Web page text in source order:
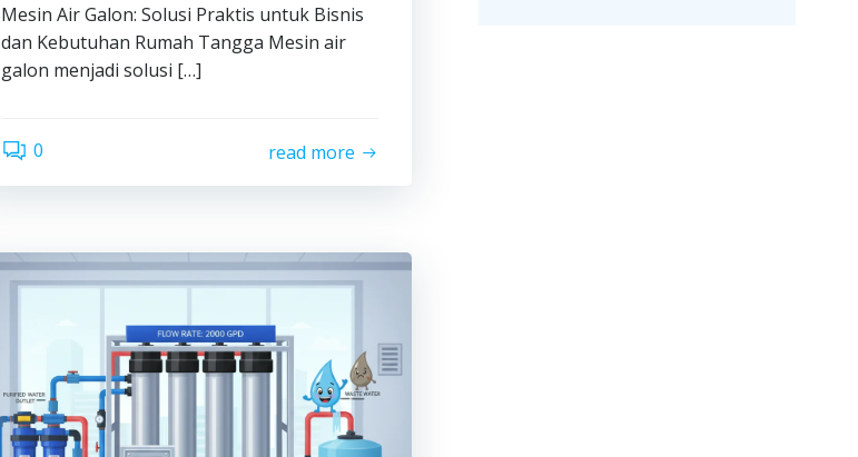
Mesin Air Galon: Solusi Praktis untuk Bisnis
dan Kebutuhan Rumah Tangga Mesin air
galon menjadi solusi […]
0 read more